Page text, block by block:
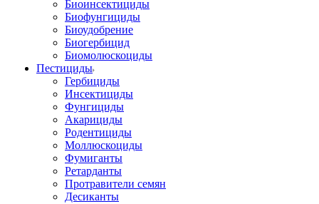
Биоинсектициды
Биофунгициды
Биоудобрение
Биогербицид
Биомолюскоциды
Пестициды
Гербициды
Инсектициды
Фунгициды
Акарициды
Родентициды
Моллюскоциды
Фумиганты
Ретарданты
Протравители семян
Десиканты